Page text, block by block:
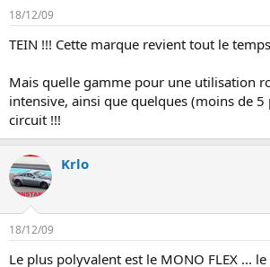
18/12/09
TEIN !!! Cette marque revient tout le
Mais quelle gamme pour une utilisation
intensive, ainsi que quelques (moins de 5
circuit !!!
Krlo
18/12/09
Le plus polyvalent est le MONO FLEX ... le